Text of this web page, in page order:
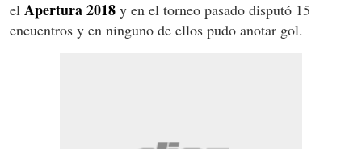
el Apertura 2018 y en el torneo pasado disputó 15
encuentros y en ninguno de ellos pudo anotar gol.